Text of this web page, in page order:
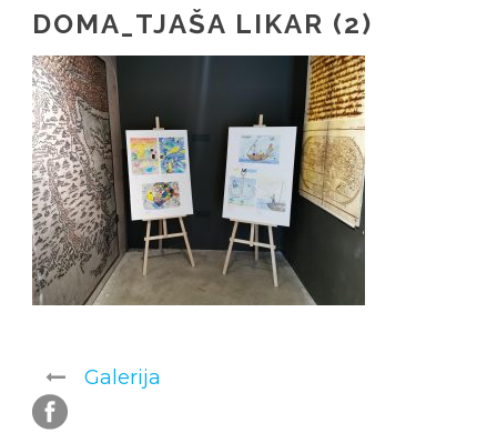
DOMA_TJAŠA LIKAR (2)
Galerija